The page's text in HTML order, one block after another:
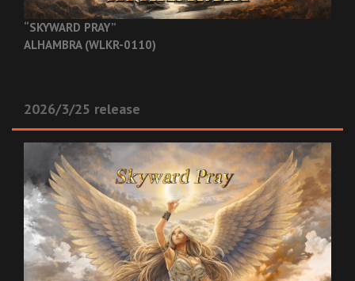
“SKYWARD PRAY”
ALHAMBRA (WLKR-0110)
2026/3/25 release